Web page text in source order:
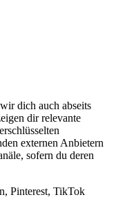
dich auch abseits
dir relevante
externen Anbietern
sofern du deren
Pinterest, TikTok